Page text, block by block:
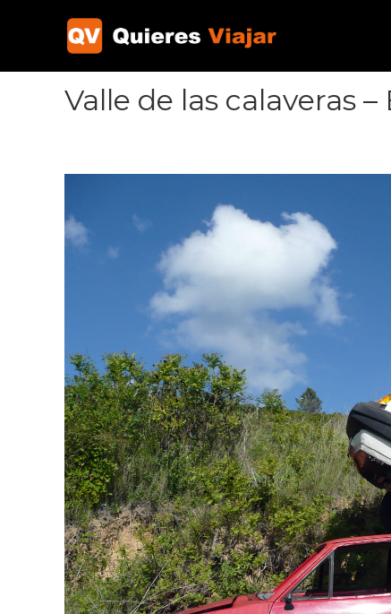
Valle de las calaveras –